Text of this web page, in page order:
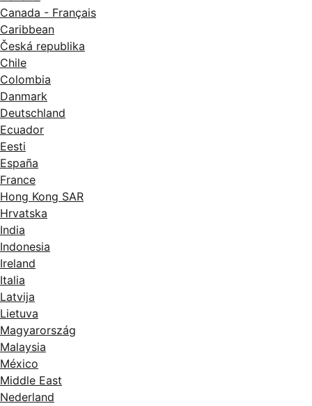
Canada - Français
Caribbean
Česká republika
Chile
Colombia
Danmark
Deutschland
Ecuador
Eesti
España
France
Hong Kong SAR
Hrvatska
India
Indonesia
Ireland
Italia
Latvija
Lietuva
Magyarország
Malaysia
México
Middle East
Nederland